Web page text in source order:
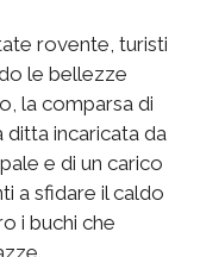
rovente, turisti
le bellezze
la comparsa di
ditta incaricata da
e di un carico
a sfidare il caldo
i buchi che